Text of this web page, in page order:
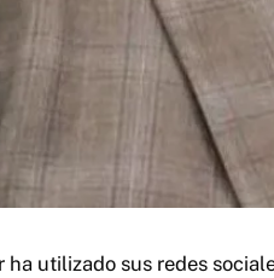
ha utilizado sus redes